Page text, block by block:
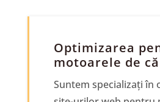
Optimizarea
motoarele de
Suntem specializați în